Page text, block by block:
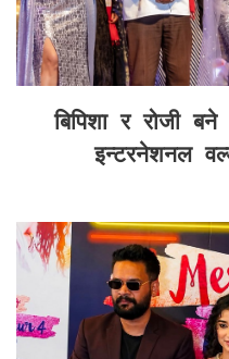
बिपिशा र रोजी
इन्टरनेशनल